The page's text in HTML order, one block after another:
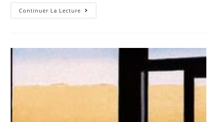
Continuer La Lecture